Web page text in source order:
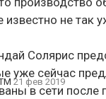
известно не так
Солярис
уже сейчас
в сети после
21 фев 2019